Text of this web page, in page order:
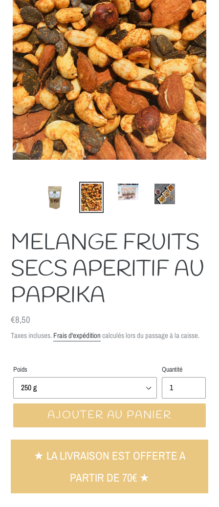
MELANGE FRUITS
SECS APERITIF AU
PAPRIKA
Prix
normal
€8,50
Taxes incluses.Frais d'expéditioncalculés lors du passage à la caisse.
Poids Quantité
AJOUTER AU PANIER
★ LA LIVRAISON EST OFFERTE A
PARTIR DE 70€ ★